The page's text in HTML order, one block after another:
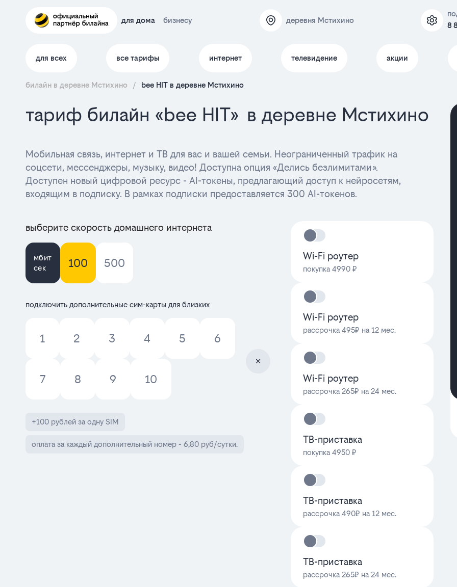
для дома бизнесу деревня Мстихино
8
для всех все тарифы интернет телевидение акции
билайн в деревне Мстихино / bee HIT в деревне Мстихино
тариф билайн «bee HIT» в деревне Мстихино
Мобильная связь, интернет и ТВ для вас и вашей семьи. Неограниченный трафик на
соцсети, мессенджеры, музыку, видео! Доступна опция «Делись безлимитами».
Доступен новый цифровой ресурс - AI-токены, предлагающий доступ к нейросетям,
входящим в подписку. В рамках подписки предоставляется 300 AI-токенов.
выберите скорость домашнего интернета
мбит
сек
100 500
подключить дополнительные сим-карты для близких
1 2 3 4 5 6
7 8 9 10
+100 рублей за одну SIM
оплата за каждый дополнительный номер - 6,80 руб/сутки.
Wi-Fi роутер
покупка 4990 ₽
Wi-Fi роутер
рассрочка 495₽ на 12 мес.
Wi-Fi роутер
рассрочка 265₽ на 24 мес.
ТВ-приставка
покупка 4950 ₽
ТВ-приставка
рассрочка 490₽ на 12 мес.
ТВ-приставка
рассрочка 265₽ на 24 мес.